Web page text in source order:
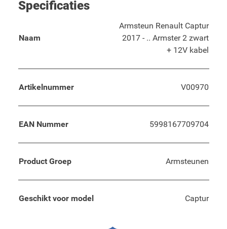
Specificaties
Naam
Armsteun Renault Captur
2017 - .. Armster 2 zwart
+ 12V kabel
Artikelnummer V00970
EAN Nummer 5998167709704
Product Groep Armsteunen
Geschikt voor model Captur